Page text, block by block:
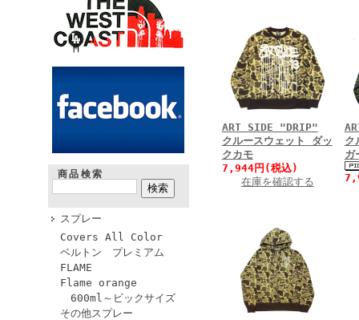
商品検索
スプレー
Covers All Color
ベルトン プレミアム
FLAME
Flame orange
600ml～ビックサイズ
その他スプレー
ART SIDE "DRIP"
クルースウェット ダッ
クカモ
7,944円(税込)
在庫を確認する
ク
ガ